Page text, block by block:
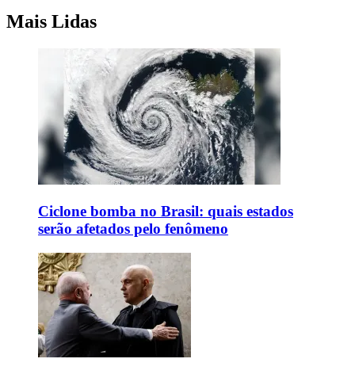
Mais Lidas
Ciclone bomba no Brasil: quais estados
serão afetados pelo fenômeno